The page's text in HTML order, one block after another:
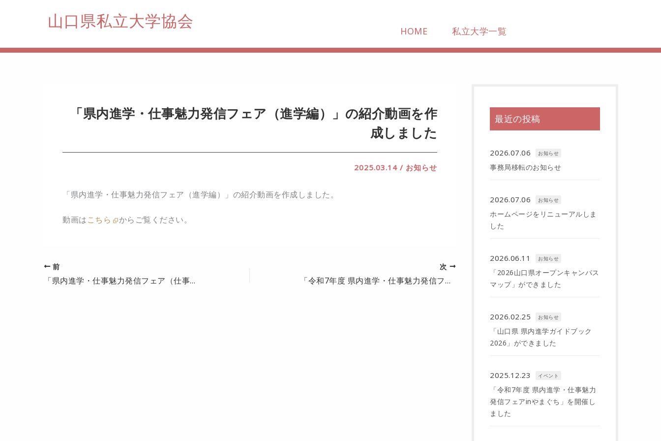
キ
山口県私立大学協会 HOME 私立大学一覧
「県内進学・仕事魅力発信フェア（進学編）」の紹介動画を作
成しました
2025.03.14/ お知らせ
「県内進学・仕事魅力発信フェア（進学編）」の紹介動画を作成しました。
動画はこちら からご覧ください。
前
「県内進学・仕事魅力発信フェア（仕事編）」の紹介動画を作成しました
次
「令和7年度 県内進学・仕事魅力発信フェアinやまぐち」を開催します
最近の投稿
2026.07.06 お知らせ
事務局移転のお知らせ
2026.07.06 お知らせ
ホームページをリニューアルしま
した
2026.06.11 お知らせ
「2026山口県オープンキャンパス
マップ」ができました
2026.02.25 お知らせ
「山口県 県内進学ガイドブック
2026」ができました
2025.12.23 イベント
「令和7年度 県内進学・仕事魅力
発信フェアinやまぐち」を開催し
ました